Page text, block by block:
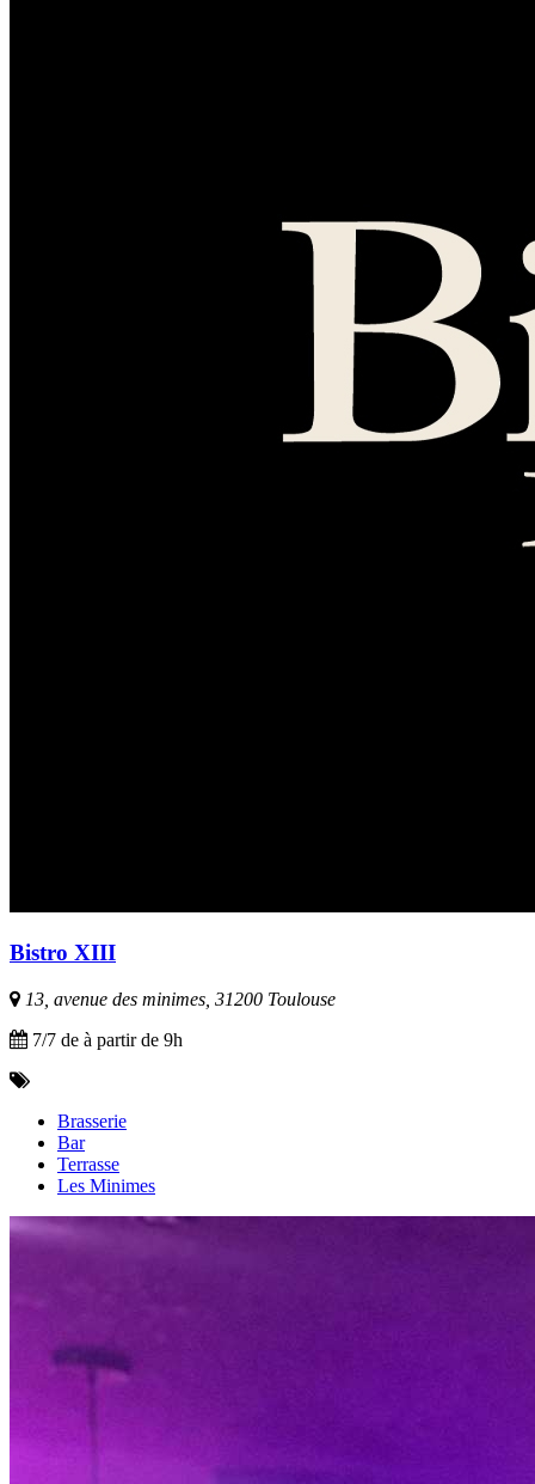
Bistro XIII
13, avenue des minimes, 31200 Toulouse
7/7 de à partir de 9h
Brasserie
Bar
Terrasse
Les Minimes